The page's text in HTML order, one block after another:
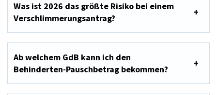
Was ist 2026 das größte Risiko bei einem
Verschlimmerungsantrag?
Ab welchem GdB kann ich den
Behinderten-Pauschbetrag bekommen?